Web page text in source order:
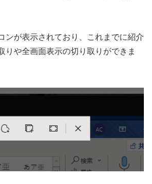
ンが表示されており、これまでに紹介
りや全画面表示の切り取りができま